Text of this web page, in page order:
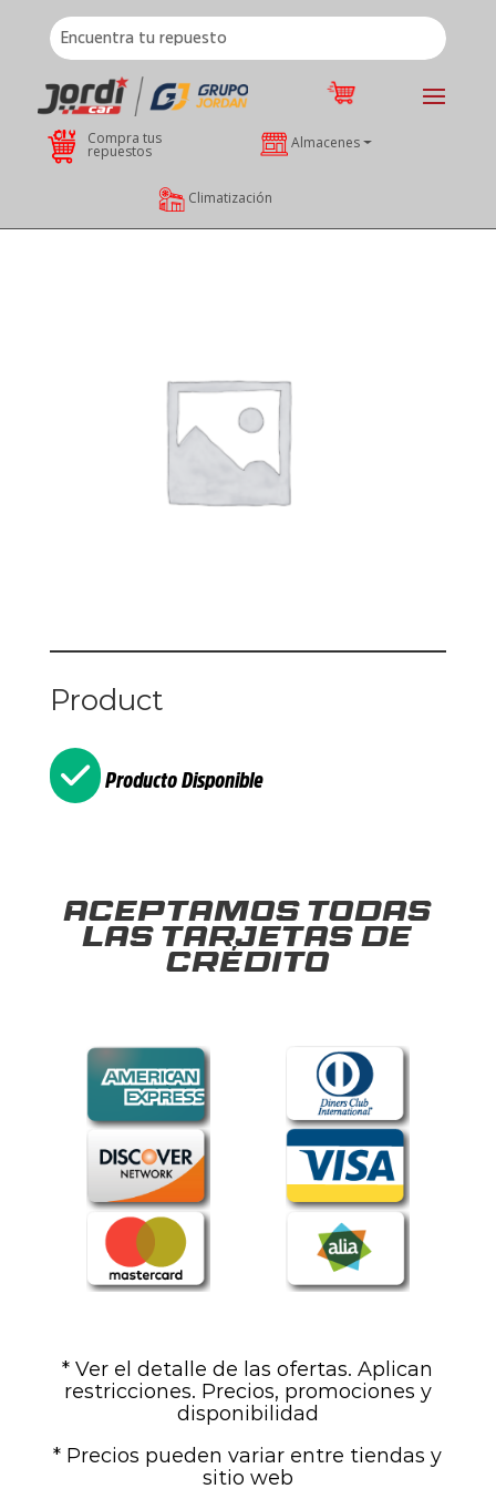
Compra tus
repuestos Almacenes
Climatización
Product
Producto Disponible
Aceptamos todas
las tarjetas de
crédito
* Ver el detalle de las ofertas. Aplican
restricciones. Precios, promociones y
disponibilidad
* Precios pueden variar entre tiendas y
sitio web